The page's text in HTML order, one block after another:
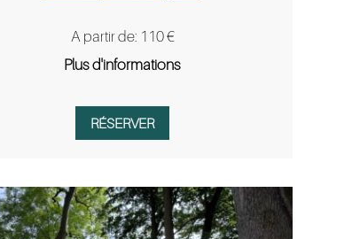
A partir de: 110 €
Plus d'informations
RÉSERVER